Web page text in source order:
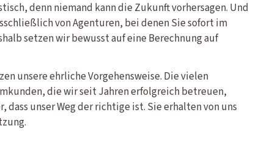
denn niemand kann die Zukunft vorhersagen. Und
von Agenturen, bei denen Sie sofort im
setzen wir bewusst auf eine Berechnung auf
unsere ehrliche Vorgehensweise. Die vielen
die wir seit Jahren erfolgreich betreuen,
dass unser Weg der richtige ist. Sie erhalten von uns